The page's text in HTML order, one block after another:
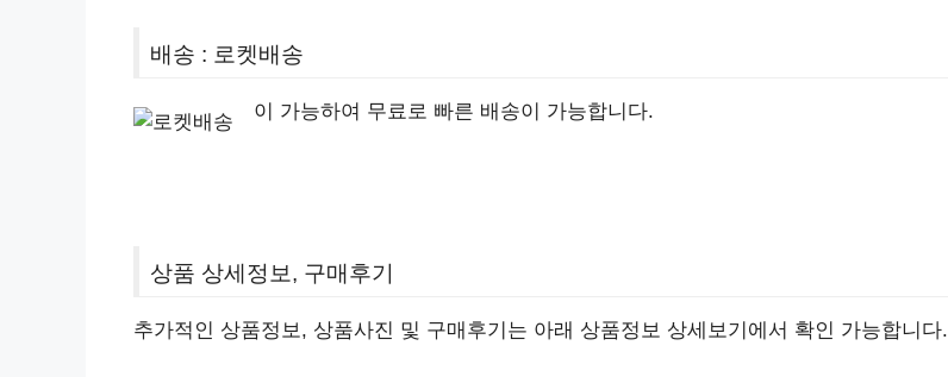
배송 : 로켓배송
이 가능하여 무료로 빠른 배송이 가능합니다.
상품 상세정보, 구매후기
추가적인 상품정보, 상품사진 및 구매후기는 아래 상품정보 상세보기에서 확인 가능합니다.